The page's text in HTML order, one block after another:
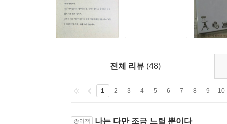
가의 모습으로, 내가 되어 있을까봐.
나는 10년 후 20년 후 그보다 더 후에도,
글을 쓰고 있었으면 좋겠다. 지금의 내가 꿈꾸는 글
나는 10년 후 20년 후 그보다 더 후에도,
좋은 사람이었으면 좋겠다. 지금의 내가 생각하는
지금의 내가 꿈꾸는 글은
전체 리뷰 (48)
1 2 3 4 5 6 7 8 9 10
종이책 나는 다만 조금 느릴 뿐이다